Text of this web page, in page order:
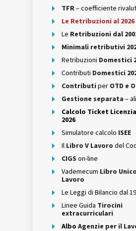
TFR– coefficiente
Le Retribuzioni al 2026
Le Retribuzioni dal
Minimali retributivi
Retribuzioni Domestici
Contributi Domestici
Contributi per OTD e
Gestione separata –
Calcolo Ticket
2026
Simulatore calcolo ISEE
Il Libro V Lavoro del
CIGS on-line
Vademecum Libro
Lavoro
Le Leggi di Bilancio dal
Linee Guida Tirocini
extracurriculari
Albo Agenzie per il